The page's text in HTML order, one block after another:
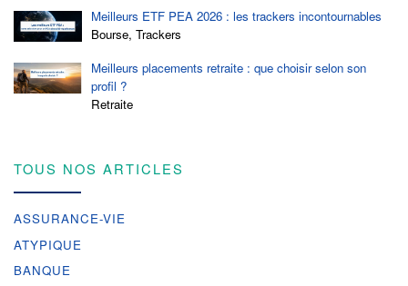
Meilleurs ETF PEA 2026 : les trackers incontournables
Bourse, Trackers
Meilleurs placements retraite : que choisir selon son
profil ?
Retraite
TOUS NOS ARTICLES
ASSURANCE-VIE
ATYPIQUE
BANQUE